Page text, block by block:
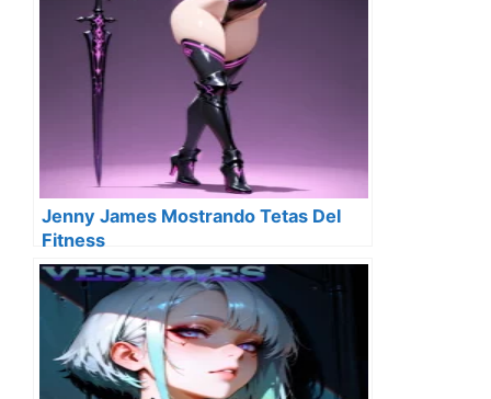
Jenny James Mostrando Tetas Del
Fitness